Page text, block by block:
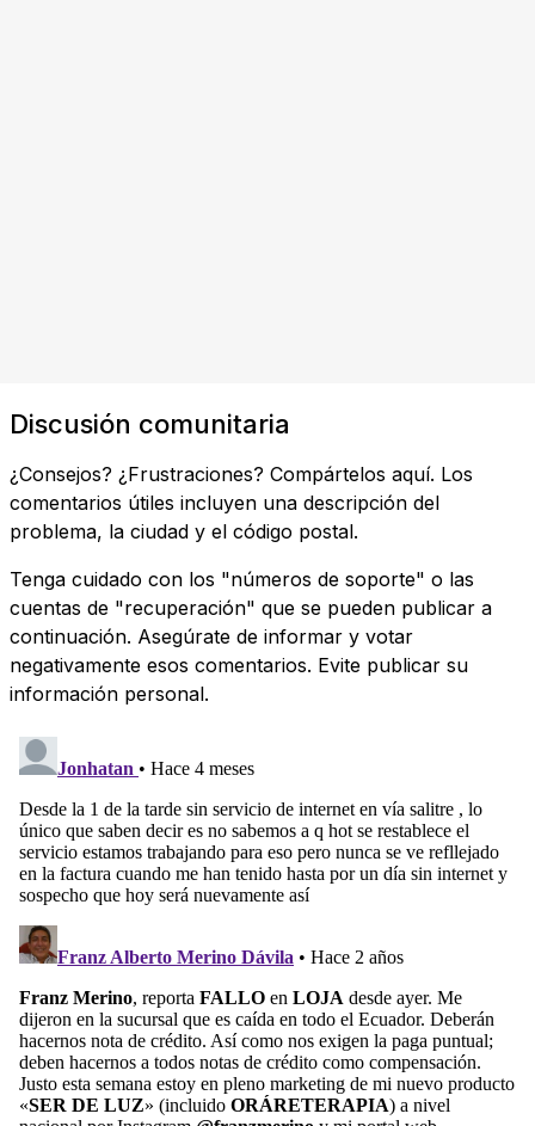
Discusión comunitaria
¿Consejos? ¿Frustraciones? Compártelos aquí. Los
comentarios útiles incluyen una descripción del
problema, la ciudad y el código postal.
Tenga cuidado con los "números de soporte" o las
cuentas de "recuperación" que se pueden publicar a
continuación. Asegúrate de informar y votar
negativamente esos comentarios. Evite publicar su
información personal.